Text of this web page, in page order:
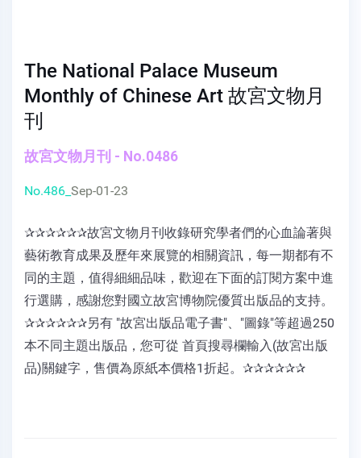
The National Palace Museum
Monthly of Chinese Art 故宮文物月
刊
故宮文物月刊 - No.0486
No.486_ Sep-01-23
✰✰✰✰✰✰故宮文物月刊收錄研究學者們的心血論著與
藝術教育成果及歷年來展覽的相關資訊，每一期都有不
同的主題，值得細細品味，歡迎在下面的訂閱方案中進
行選購，感謝您對國立故宮博物院優質出版品的支持。
✰✰✰✰✰✰另有 "故宮出版品電子書"、"圖錄"等超過250
本不同主題出版品，您可從 首頁搜尋欄輸入(故宮出版
品)關鍵字，售價為原紙本價格1折起。✰✰✰✰✰✰